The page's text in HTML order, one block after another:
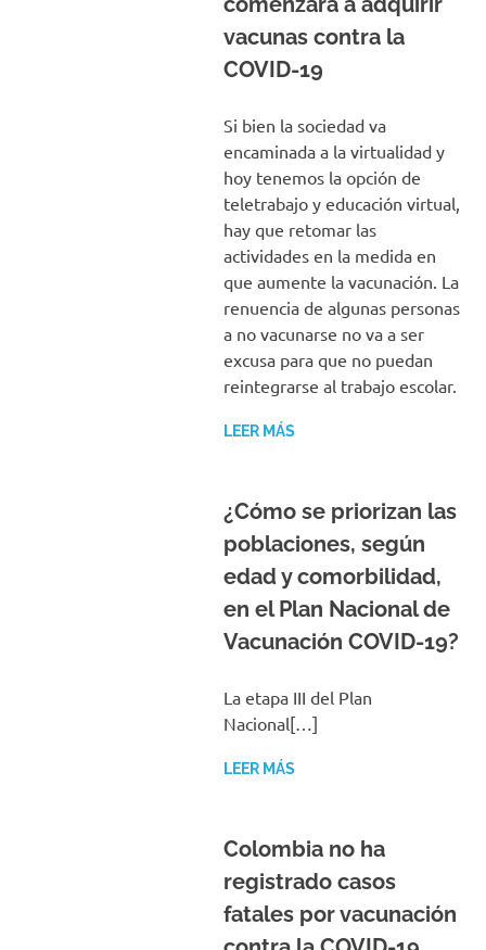
vacunas contra la
COVID-19
Si bien la sociedad va
encaminada a la virtualidad y
hoy tenemos la opción de
teletrabajo y educación virtual,
hay que retomar las
actividades en la medida en
que aumente la vacunación. La
renuencia de algunas personas
a no vacunarse no va a ser
excusa para que no puedan
reintegrarse al trabajo escolar.
LEER MÁS
¿Cómo se priorizan las
poblaciones, según
edad y comorbilidad,
en el Plan Nacional de
Vacunación COVID-19?
La etapa III del Plan
Nacional[…]
LEER MÁS
Colombia no ha
registrado casos
fatales por vacunación